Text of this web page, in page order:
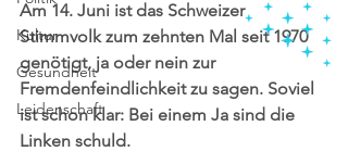
Kultur
Gesundheit
Leidenschaft
Am 14. Juni ist das Schweizer
Stimmvolk zum zehnten Mal seit 1970
genötigt, ja oder nein zur
Fremdenfeindlichkeit zu sagen. Soviel
ist schon klar: Bei einem Ja sind die
Linken schuld.